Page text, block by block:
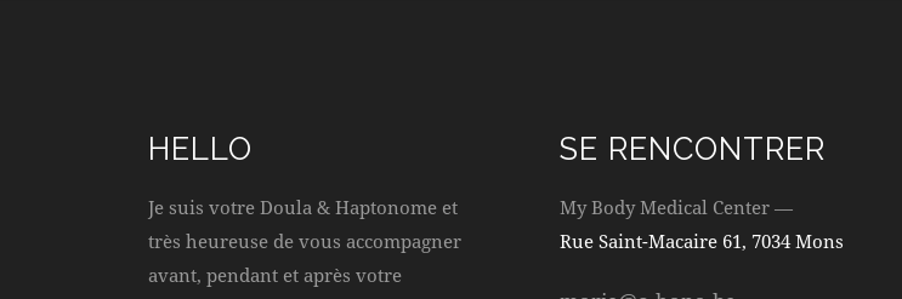
HELLO
Je suis votre Doula & Haptonome et
très heureuse de vous accompagner
avant, pendant et après votre
SE RENCONTRER
My Body Medical Center —
Rue Saint-Macaire 61, 7034 Mons